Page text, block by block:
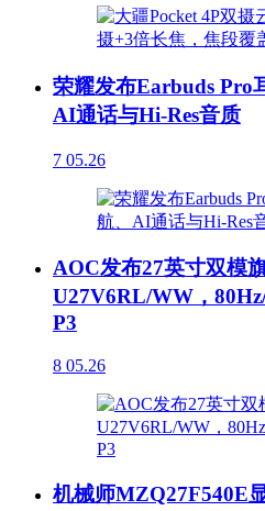
荣耀发布Earbuds Pro
AI通话与Hi-Res音质
7 05.26
AOC发布27英寸双模
U27V6RL/WW，
P3
8 05.26
机械师MZQ27F540E